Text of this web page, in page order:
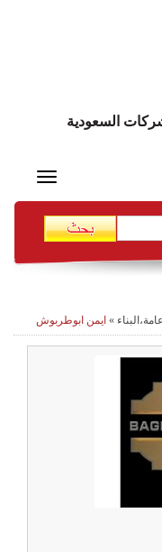
السعودية
Toggle
» ايمن ابوطربوش